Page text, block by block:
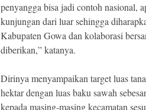
penyangga bisa jadi contoh nasional,
kunjungan dari luar sehingga
Kabupaten Gowa dan kolaborasi
diberikan,” katanya.
Dirinya menyampaikan target luas
hektar dengan luas baku sawah
kepada masing-masing kecamatan